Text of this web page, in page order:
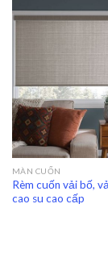
MÀN CUỐN
Rèm cuốn vải bố,
cao su cao cấp